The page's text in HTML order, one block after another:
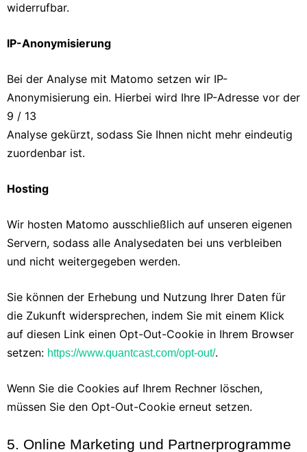
widerrufbar.
IP-Anonymisierung
Bei der Analyse mit Matomo setzen wir IP-
Anonymisierung ein. Hierbei wird Ihre IP-Adresse vor der
9 / 13
Analyse gekürzt, sodass Sie Ihnen nicht mehr eindeutig
zuordenbar ist.
Hosting
Wir hosten Matomo ausschließlich auf unseren eigenen
Servern, sodass alle Analysedaten bei uns verbleiben
und nicht weitergegeben werden.
Sie können der Erhebung und Nutzung Ihrer Daten für
die Zukunft widersprechen, indem Sie mit einem Klick
auf diesen Link einen Opt-Out-Cookie in Ihrem Browser
setzen: https://www.quantcast.com/opt-out/.
Wenn Sie die Cookies auf Ihrem Rechner löschen,
müssen Sie den Opt-Out-Cookie erneut setzen.
5. Online Marketing und Partnerprogramme